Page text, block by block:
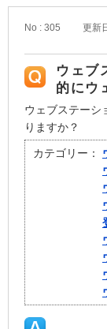
No : 305 更新
ウェブ
的にウ
ウェブステーシ
りますか？
カテゴリー：